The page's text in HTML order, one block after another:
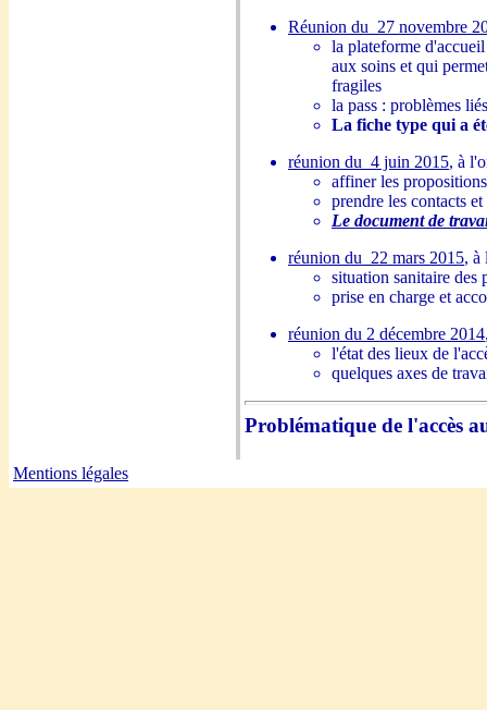
Réunion du 27 novembre
la plateforme
aux soins et qui
fragiles
la pass : problèmes
La fiche type qui a
réunion du 4 juin 2015, à
affiner les
prendre les contacts
Le document de
réunion du 22 mars 2015, à
situation sanitaire des
prise en charge et
réunion du 2 décembre 2014
l'état des lieux de
quelques axes de
Problématique de l'accès
Mentions légales